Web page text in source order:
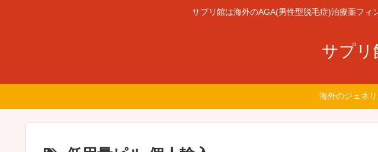
サプリ館は海外のAGA(男性型脱毛症)治療薬フィ
サプリ
海外のジェネ